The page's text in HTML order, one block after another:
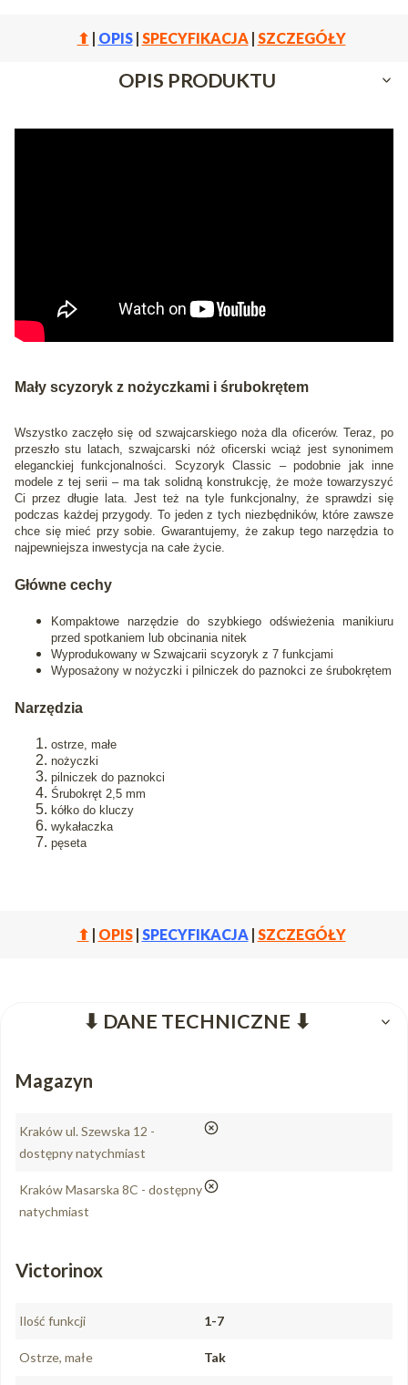
⬆ | OPIS| SPECYFIKACJA| SZCZEGÓŁY
OPIS PRODUKTU
Mały scyzoryk z nożyczkami i śrubokrętem
Wszystko zaczęło się od szwajcarskiego noża dla oficerów. Teraz, po
przeszło stu latach, szwajcarski nóż oficerski wciąż jest synonimem
eleganckiej funkcjonalności. Scyzoryk Classic – podobnie jak inne
modele z tej serii – ma tak solidną konstrukcję, że może towarzyszyć
Ci przez długie lata. Jest też na tyle funkcjonalny, że sprawdzi się
podczas każdej przygody. To jeden z tych niezbędników, które zawsze
chce się mieć przy sobie. Gwarantujemy, że zakup tego narzędzia to
najpewniejsza inwestycja na całe życie.
Główne cechy
Kompaktowe narzędzie do szybkiego odświeżenia manikiuru
przed spotkaniem lub obcinania nitek
Wyprodukowany w Szwajcarii scyzoryk z 7 funkcjami
Wyposażony w nożyczki i pilniczek do paznokci ze śrubokrętem
Narzędzia
ostrze, małe
nożyczki
pilniczek do paznokci
Śrubokręt 2,5 mm
kółko do kluczy
wykałaczka
pęseta
⬆ | OPIS| SPECYFIKACJA| SZCZEGÓŁY
⬇ DANE TECHNICZNE ⬇
Magazyn
Kraków ul. Szewska 12 -
dostępny natychmiast
nie
Kraków Masarska 8C - dostępny
natychmiast
nie
Victorinox
Ilość funkcji 1-7
Ostrze, małe Tak